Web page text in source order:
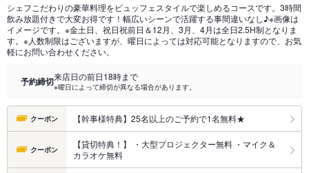
シェフこだわりの豪華料理をビュッフェスタイルで楽しめるコースです。3時間
飲み放題付きで大変お得です！幅広いシーンで活躍する事間違いなし♪※画像は
イメージです。※金土日、祝日祝前日＆12月、3月、4月は全日2.5H制となりま
す。※人数制限はございますが、曜日によっては対応可能となりますので、お気
軽にお問い合わせください。
予約締切来店日の前日18時まで
※曜日によって締切が異なる場合があります。
クーポン 【幹事様特典】25名以上のご予約で1名無料★
クーポン
【貸切特典！】 ・大型プロジェクター無料 ・マイク＆
カラオケ無料